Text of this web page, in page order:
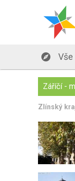
 Vše
Záříčí -
Zlínský